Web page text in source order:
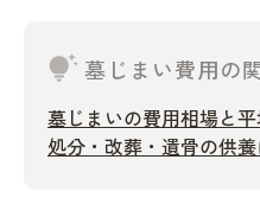
tips_and_updates墓じまい費用の
墓じまいの費用相場と
処分・改葬・遺骨の供